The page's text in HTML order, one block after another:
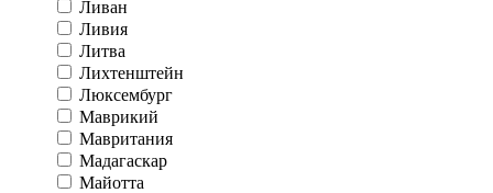
Ливан
Ливия
Литва
Лихтенштейн
Люксембург
Маврикий
Мавритания
Мадагаскар
Майотта